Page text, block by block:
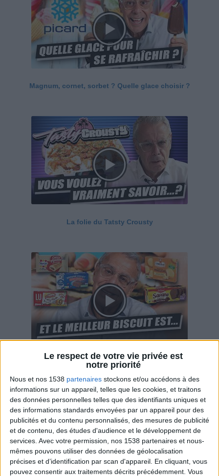
Le respect de votre vie privée est
notre priorité
Nous et nos 1538 partenaires stockons et/ou accédons à des
informations sur un appareil, telles que les cookies, et traitons
des données personnelles telles que des identifiants uniques et
des informations standards envoyées par un appareil pour des
publicités et du contenu personnalisés, des mesures de publicité
et de contenu, des études d'audience et le développement de
services. Avec votre permission, nos 1538 partenaires et nous-
mêmes pouvons utiliser des données de géolocalisation
précises et d’identification par scan d'appareil. En cliquant, vous
pouvez consentir aux traitements décrits précédemment. Vous
Magnum, cornet, sorbet ? Quelle glace choisir ?
La folie du Tatsty Crousty
Savane, LU, Pepito, Harrys... Que valent vraiment
ces gâteaux ?
Webinaires en direct Voir tout